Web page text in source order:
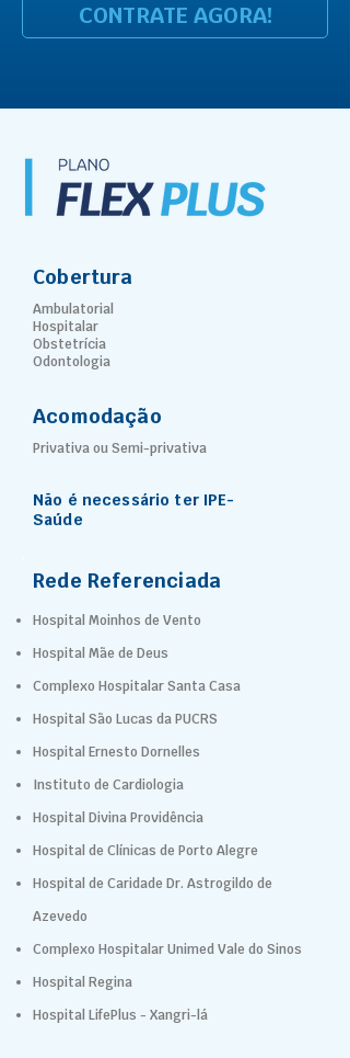
CONTRATE AGORA!
Cobertura
Ambulatorial
Hospitalar
Obstetrícia
Odontologia
Acomodação
Privativa ou Semi-privativa
Não é necessário ter IPE-
Saúde
Rede Referenciada
Hospital Moinhos de Vento
Hospital Mãe de Deus
Complexo Hospitalar Santa Casa
Hospital São Lucas da PUCRS
Hospital Ernesto Dornelles
Instituto de Cardiologia
Hospital Divina Providência
Hospital de Clínicas de Porto Alegre
Hospital de Caridade Dr. Astrogildo de
Azevedo
Complexo Hospitalar Unimed Vale do Sinos
Hospital Regina
Hospital LifePlus - Xangri-lá